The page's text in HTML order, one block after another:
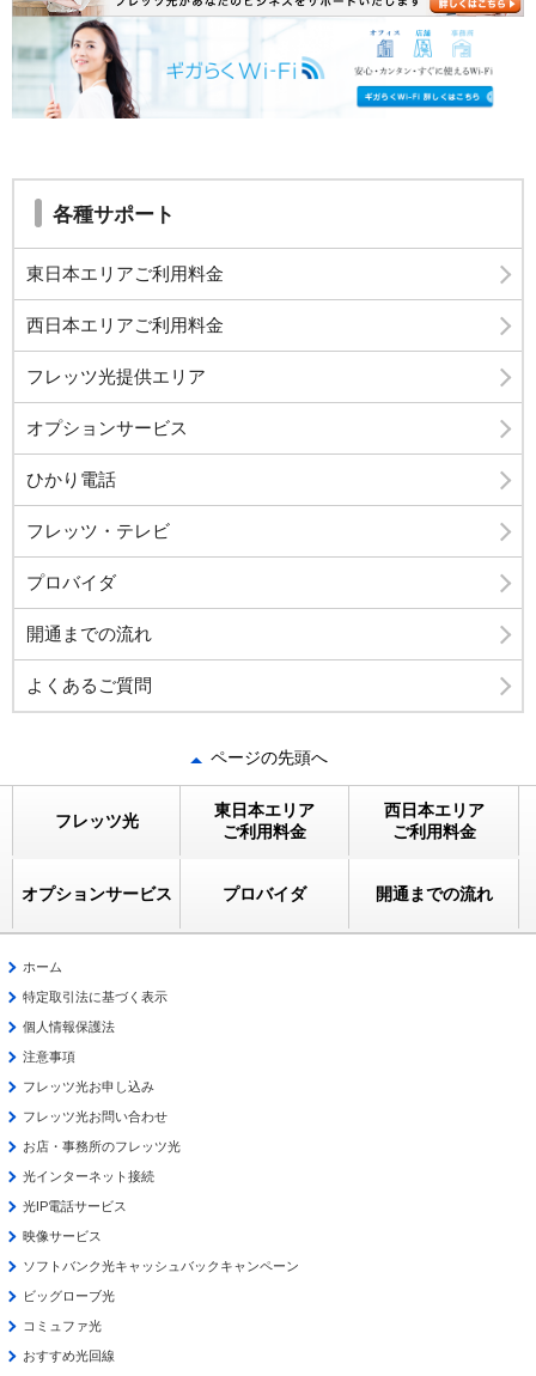
各種サポート
東日本エリアご利用料金
西日本エリアご利用料金
フレッツ光提供エリア
オプションサービス
ひかり電話
フレッツ・テレビ
プロバイダ
開通までの流れ
よくあるご質問
ページの先頭へ
フレッツ光
東日本エリア
ご利用料金
西日本エリア
ご利用料金
オプションサービス プロバイダ 開通までの流れ
ホーム
特定取引法に基づく表示
個人情報保護法
注意事項
フレッツ光お申し込み
フレッツ光お問い合わせ
お店・事務所のフレッツ光
光インターネット接続
光IP電話サービス
映像サービス
ソフトバンク光キャッシュバックキャンペーン
ビッグローブ光
コミュファ光
おすすめ光回線